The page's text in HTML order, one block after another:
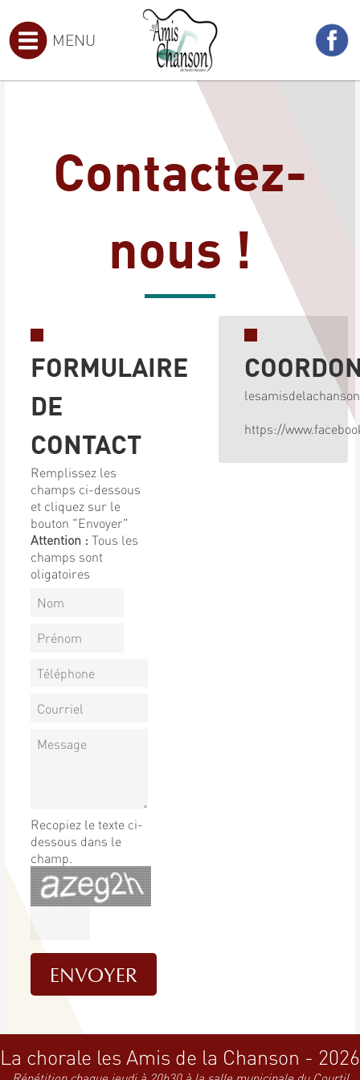
MENU
Contactez-
nous !
https://
FORMULAIRE
DE
CONTACT
Remplissez les
champs ci-dessous
et cliquez sur le
bouton "Envoyer"
Attention :Tous les
champs sont
oligatoires
Recopiez le texte ci-
dessous dans le
champ.
La chorale les Amis de la Chanson - 2026